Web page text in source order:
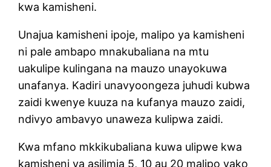
kwa kamisheni.
Unajua kamisheni ipoje, malipo ya kamisheni
ni pale ambapo mnakubaliana na mtu
uakulipe kulingana na mauzo unayokuwa
unafanya. Kadiri unavyoongeza juhudi kubwa
zaidi kwenye kuuza na kufanya mauzo zaidi,
ndivyo ambavyo unaweza kulipwa zaidi.
Kwa mfano mkkikubaliana kuwa ulipwe kwa
kamisheni ya asilimia 5, 10 au 20 malipo yako